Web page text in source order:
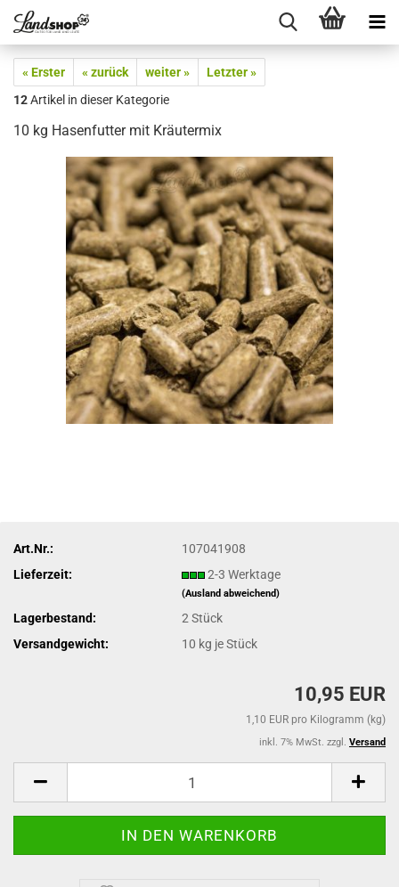
« Erster « zurück weiter »
Letzter »
12Artikel in dieser Kategorie
10 kg Hasenfutter mit Kräutermix
Art.Nr.:
107041908
Lieferzeit:
2-3 Werktage
(Ausland abweichend)
Lagerbestand: 2Stück
Versandgewicht:
10 kg je Stück
10,95 EUR
1,10 EUR pro Kilogramm (kg)
inkl. 7% MwSt. zzgl. Versand